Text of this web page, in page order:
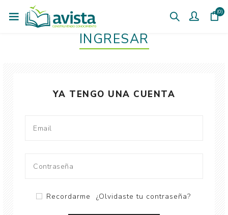
(0)
INGRESAR
YA TENGO UNA CUENTA
Recordarme ¿Olvidaste tu contraseña?